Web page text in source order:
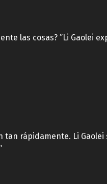
las cosas? ”Li Gaolei
tan rápidamente. Li Gaolei